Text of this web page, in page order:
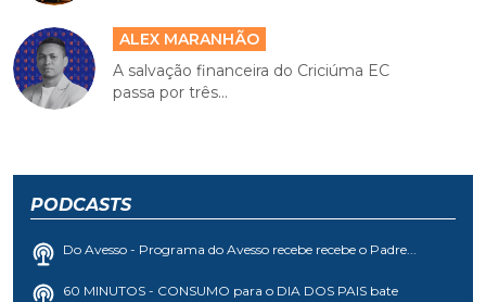
ALEX MARANHÃO
A salvação financeira do Criciúma EC
passa por três...
PODCASTS
Do Avesso - Programa do Avesso recebe recebe o Padre...
60 MINUTOS - CONSUMO para o DIA DOS PAIS bate